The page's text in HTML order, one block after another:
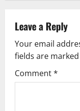
v
i
g
Leave a Reply
Your email
fields are marked
Comment*